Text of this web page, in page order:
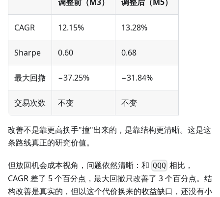
CAGR 12.15% 13.28%
Sharpe 0.60 0.68
最大回撤 −37.25% −31.84%
交易次数 不变 不变
改善不是靠更高换手"撞"出来的，是靠结构更清晰。这是这
条路线真正的研究价值。
但放回机会成本视角，问题依然清晰：和 QQQ 相比，
CAGR 差了 5 个百分点，最大回撤只改善了 3 个百分点。结
构改善是真实的，但以这个代价换来的收益缺口，还没有小